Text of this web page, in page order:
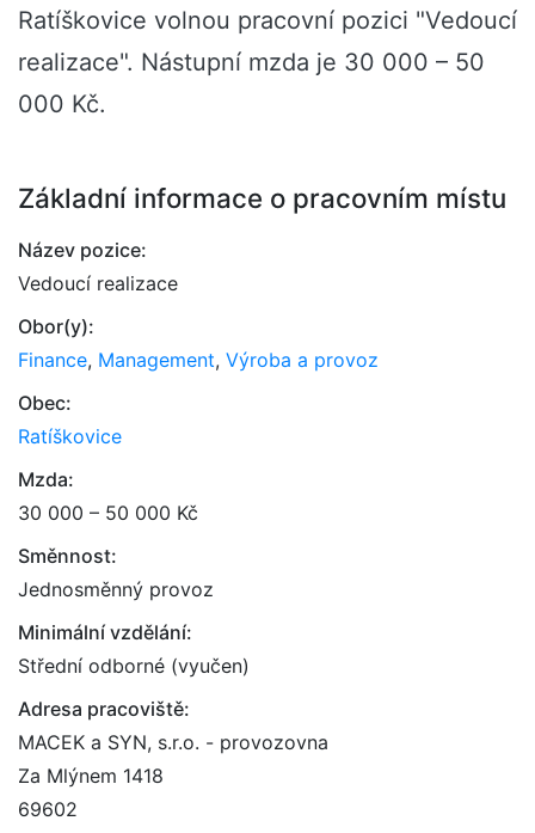
Ratíškovice volnou pracovní pozici "Vedoucí
realizace". Nástupní mzda je 30 000 – 50
000 Kč.
Základní informace o pracovním místu
Název pozice:
Vedoucí realizace
Obor(y):
Finance, Management, Výroba a provoz
Obec:
Ratíškovice
Mzda:
30 000 – 50 000 Kč
Směnnost:
Jednosměnný provoz
Minimální vzdělání:
Střední odborné (vyučen)
Adresa pracoviště:
MACEK a SYN, s.r.o. - provozovna
Za Mlýnem 1418
69602